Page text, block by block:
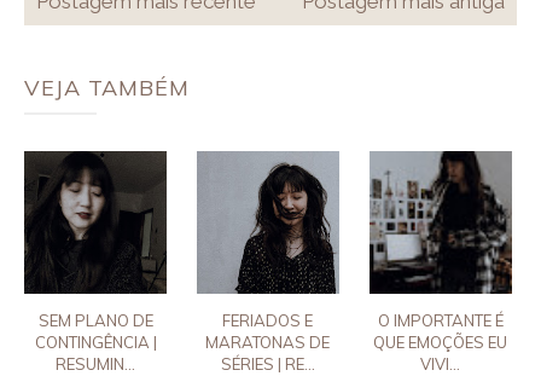
VEJA TAMBÉM
SEM PLANO DE
CONTINGÊNCIA |
RESUMIN...
FERIADOS E
MARATONAS DE
SÉRIES | RE...
O IMPORTANTE É
QUE EMOÇÕES EU
VIVI...